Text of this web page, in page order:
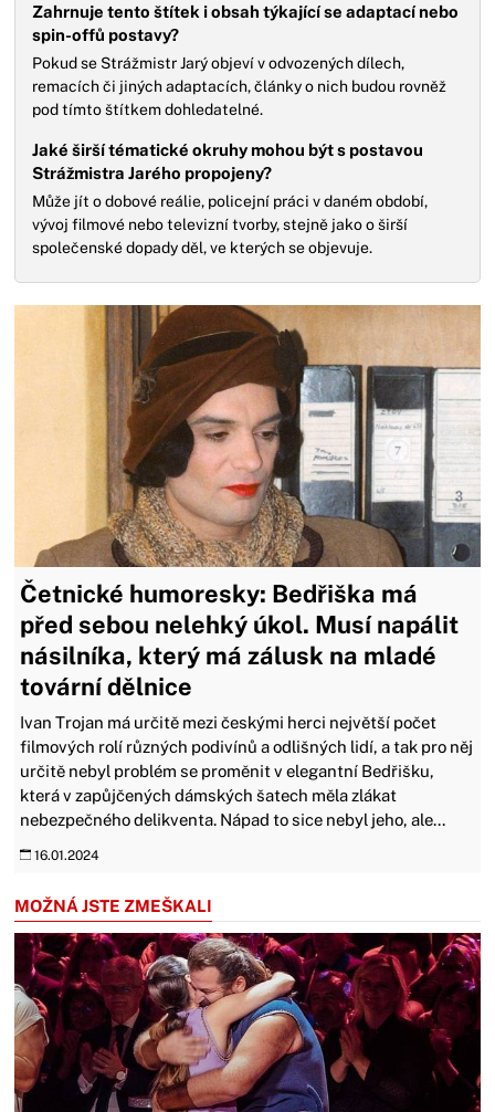
Zahrnuje tento štítek i obsah týkající se adaptací nebo
spin-offů postavy?
Pokud se Strážmistr Jarý objeví v odvozených dílech,
remacích či jiných adaptacích, články o nich budou rovněž
pod tímto štítkem dohledatelné.
Jaké širší tématické okruhy mohou být s postavou
Strážmistra Jarého propojeny?
Může jít o dobové reálie, policejní práci v daném období,
vývoj filmové nebo televizní tvorby, stejně jako o širší
společenské dopady děl, ve kterých se objevuje.
Četnické humoresky: Bedřiška má
před sebou nelehký úkol. Musí napálit
násilníka, který má zálusk na mladé
tovární dělnice
Ivan Trojan má určitě mezi českými herci největší počet
filmových rolí různých podivínů a odlišných lidí, a tak pro něj
určitě nebyl problém se proměnit v elegantní Bedřišku,
která v zapůjčených dámských šatech měla zlákat
nebezpečného delikventa. Nápad to sice nebyl jeho, ale...
16.01.2024
MOŽNÁ JSTE ZMEŠKALI